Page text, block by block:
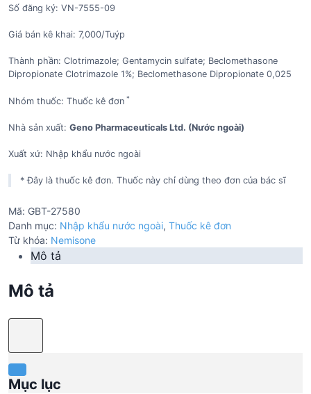
Số đăng ký: VN-7555-09
Giá bán kê khai: 7,000/Tuýp
Thành phần: Clotrimazole; Gentamycin sulfate; Beclomethasone
Dipropionate Clotrimazole 1%; Beclomethasone Dipropionate 0,025
Nhóm thuốc: Thuốc kê đơn *
Nhà sản xuất: Geno Pharmaceuticals Ltd. (Nước ngoài)
Xuất xứ: Nhập khẩu nước ngoài
* Đây là thuốc kê đơn. Thuốc này chỉ dùng theo đơn của bác sĩ
Mã: GBT-27580
Danh mục: Nhập khẩu nước ngoài, Thuốc kê đơn
Từ khóa: Nemisone
Mô tả
Mô tả
Mục lục